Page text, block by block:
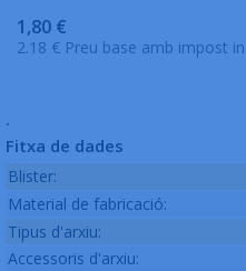
1,80 €
2.18 € Preu base amb impost
.
Fitxa de dades
Blister:
Material de fabricació:
Tipus d'arxiu:
Accessoris d'arxiu: